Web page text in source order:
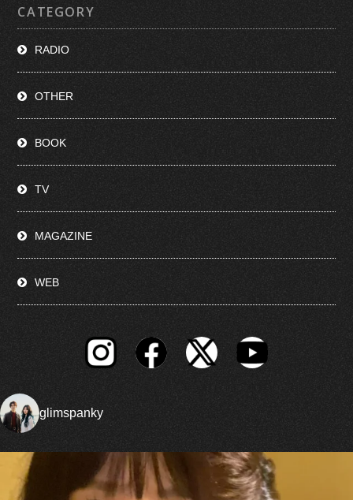
CATEGORY
RADIO
OTHER
BOOK
TV
MAGAZINE
WEB
glimspanky